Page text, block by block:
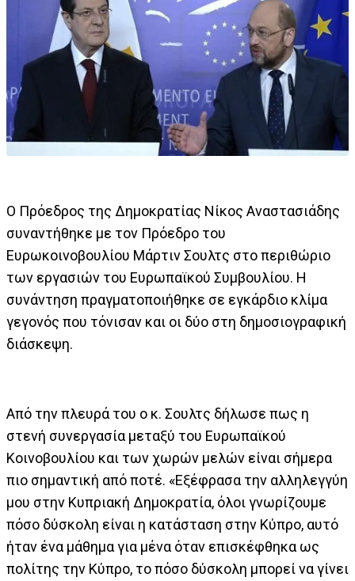
Ο Πρόεδρος της Δημοκρατίας Νίκος Αναστασιάδης
συναντήθηκε με τον Πρόεδρο του
Ευρωκοινοβουλίου Μάρτιν Σουλτς στο περιθώριο
των εργασιών του Ευρωπαϊκού Συμβουλίου. Η
συνάντηση πραγματοποιήθηκε σε εγκάρδιο κλίμα
γεγονός που τόνισαν και οι δύο στη δημοσιογραφική
διάσκεψη.
Από την πλευρά του ο κ. Σουλτς δήλωσε πως η
στενή συνεργασία μεταξύ του Ευρωπαϊκού
Κοινοβουλίου και των χωρών μελών είναι σήμερα
πιο σημαντική από ποτέ. «Εξέφρασα την αλληλεγγύη
μου στην Κυπριακή Δημοκρατία, όλοι γνωρίζουμε
πόσο δύσκολη είναι η κατάσταση στην Κύπρο, αυτό
ήταν ένα μάθημα για μένα όταν επισκέφθηκα ως
πολίτης την Κύπρο, το πόσο δύσκολη μπορεί να γίνει